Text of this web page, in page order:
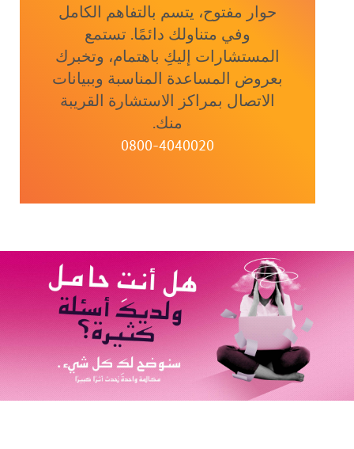
حوار مفتوح، يتسم بالتفاهم الكامل
وفي متناولك دائمًا. تستمع
المستشارات إليكِ باهتمام، وتخبرك
بعروض المساعدة المناسبة وببيانات
الاتصال بمراكز الاستشارة القريبة
منك.
0800-4040020